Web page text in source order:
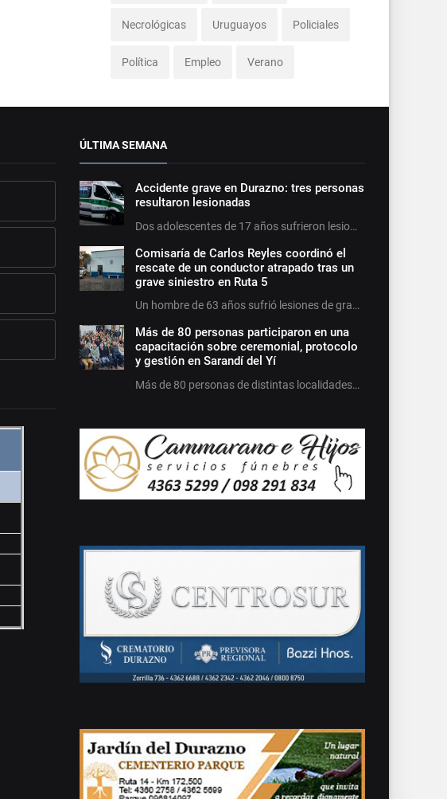
Necrológicas Uruguayos Policiales
Política Empleo Verano
ÚLTIMA SEMANA
Accidente grave en Durazno: tres personas
resultaron lesionadas
Dos adolescentes de 17 años sufrieron lesio…
Comisaría de Carlos Reyles coordinó el
rescate de un conductor atrapado tras un
grave siniestro en Ruta 5
Un hombre de 63 años sufrió lesiones de gra…
Más de 80 personas participaron en una
capacitación sobre ceremonial, protocolo
y gestión en Sarandí del Yí
Más de 80 personas de distintas localidades…